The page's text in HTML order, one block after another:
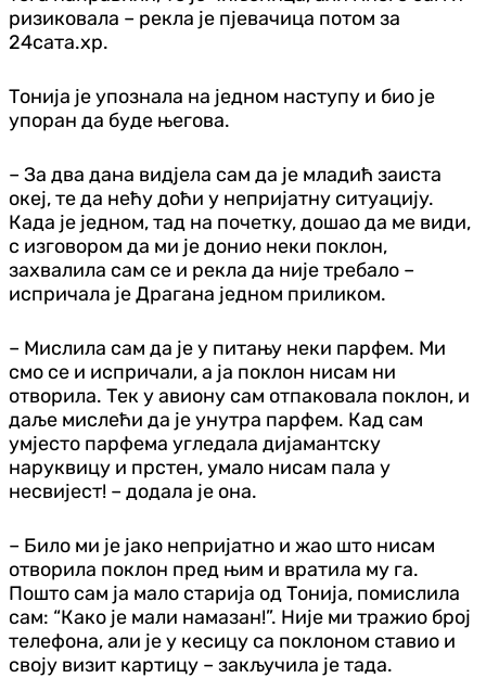
ризиковала – рекла је пјевачица потом за
24сата.хр.
Тонија је упознала на једном наступу и био је
упоран да буде његова.
– За два дана вид‌јела сам да је младић заиста
океј, те да нећу доћи у непријатну ситуацију.
Када је једном, тад на почетку, дошао да ме види,
с изговором да ми је донио неки поклон,
захвалила сам се и рекла да није требало –
испричала је Драгана једном приликом.
– Мислила сам да је у питању неки парфем. Ми
смо се и испричали, а ја поклон нисам ни
отворила. Тек у авиону сам отпаковала поклон, и
даље мислећи да је унутра парфем. Кад сам
умјесто парфема угледала дијамантску
наруквицу и прстен, умало нисам пала у
несвијест! – додала је она.
– Било ми је јако непријатно и жао што нисам
отворила поклон пред њим и вратила му га.
Пошто сам ја мало старија од Тонија, помислила
сам: “Како је мали намазан!”. Није ми тражио број
телефона, али је у кесицу са поклоном ставио и
своју визит картицу – закључила је тада.